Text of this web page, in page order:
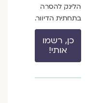
הלינק להסרה
בתחתית הדיוור.
כן, רשמו
אותי!